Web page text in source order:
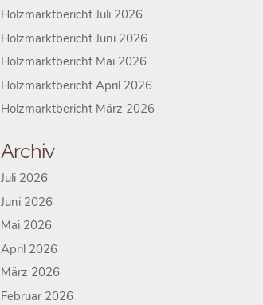
Holzmarktbericht Juli 2026
Holzmarktbericht Juni 2026
Holzmarktbericht Mai 2026
Holzmarktbericht April 2026
Holzmarktbericht März 2026
Archiv
Juli 2026
Juni 2026
Mai 2026
April 2026
März 2026
Februar 2026